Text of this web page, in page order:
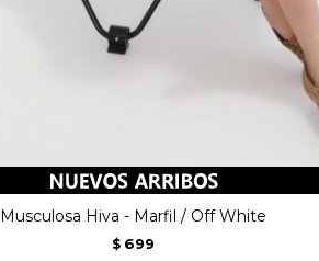
Musculosa Hiva - Marfil / Off White
$ 699